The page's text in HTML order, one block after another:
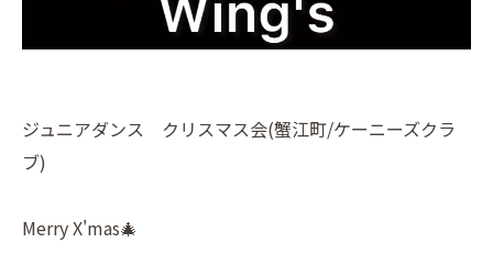
ジュニアダンス クリスマス会(蟹江町/ケーニーズクラ
ブ)
Merry X'mas🎄